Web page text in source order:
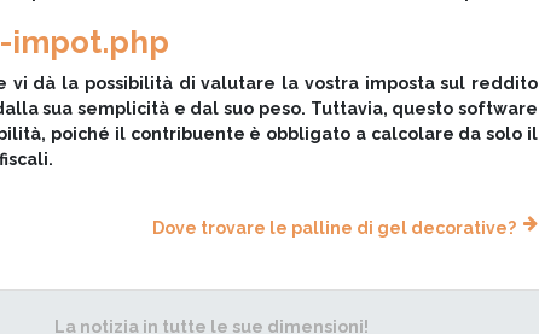
vi dà la possibilità di valutare la vostra imposta sul reddito
sua semplicità e dal suo peso. Tuttavia, questo software
poiché il contribuente è obbligato a calcolare da solo il
Dove trovare le palline di gel decorative?
La notizia in tutte le sue dimensioni!